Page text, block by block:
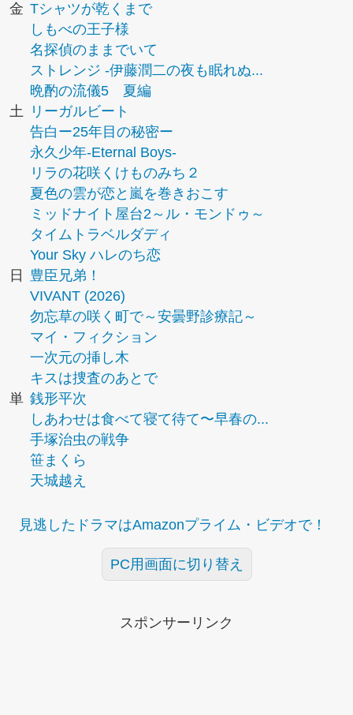
金 Tシャツが乾くまで
しもべの王子様
名探偵のままでいて
ストレンジ -伊藤潤二の夜も眠れぬ...
晩酌の流儀5 夏編
土
リーガルビート
告白ー25年目の秘密ー
永久少年-Eternal Boys-
リラの花咲くけものみち２
夏色の雲が恋と嵐を巻きおこす
ミッドナイト屋台2～ル・モンドゥ～
タイムトラベルダディ
Your Sky ハレのち恋
日
豊臣兄弟！
VIVANT (2026)
勿忘草の咲く町で～安曇野診療記～
マイ・フィクション
一次元の挿し木
キスは捜査のあとで
単 銭形平次
しあわせは食べて寝て待て〜早春の...
手塚治虫の戦争
笹まくら
天城越え
見逃したドラマはAmazonプライム・ビデオで！
PC用画面に切り替え
スポンサーリンク